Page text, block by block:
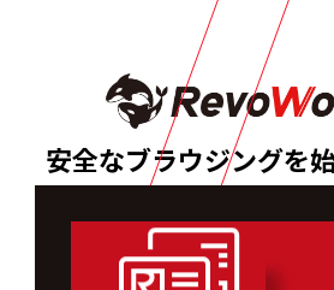
安全なブラウジングを